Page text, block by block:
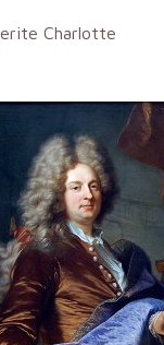
Charlotte